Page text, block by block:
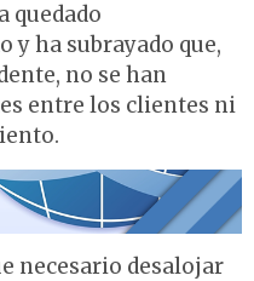
quedado
ha subrayado que,
no se han
entre los clientes ni
necesario desalojar